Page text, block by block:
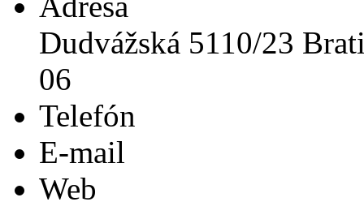
Dudvážská 5110/23
06
Telefón
E-mail
Web